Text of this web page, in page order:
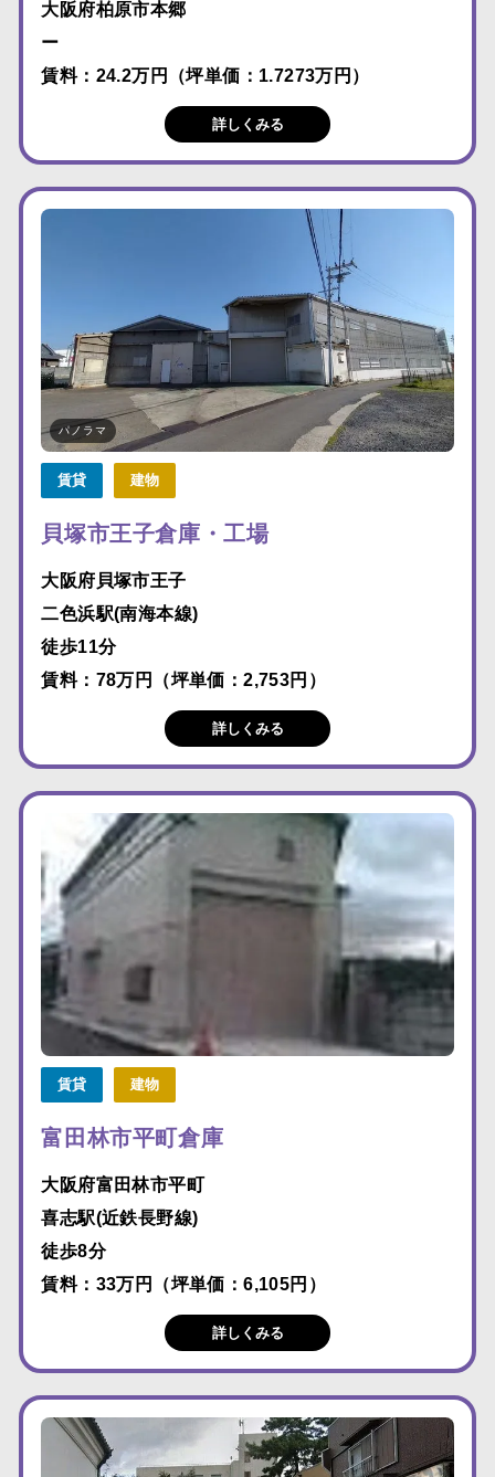
大阪府柏原市本郷
ー
賃料：24.2万円（坪単価：1.7273万円）
詳しくみる
パノラマ
賃貸 建物
貝塚市王子倉庫・工場
大阪府貝塚市王子
二色浜駅(南海本線)
徒歩11分
賃料：78万円（坪単価：2,753円）
詳しくみる
賃貸 建物
富田林市平町倉庫
大阪府富田林市平町
喜志駅(近鉄長野線)
徒歩8分
賃料：33万円（坪単価：6,105円）
詳しくみる